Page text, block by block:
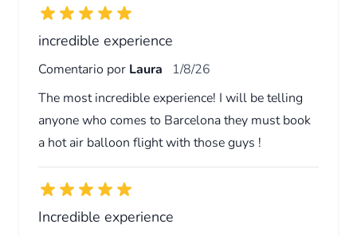
incredible experience
Comentario por Laura
1/8/26
The most incredible experience! I will be telling
anyone who comes to Barcelona they must book
a hot air balloon flight with those guys !
Incredible experience